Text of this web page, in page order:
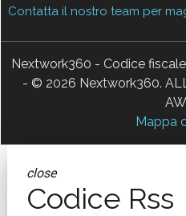
Contatta il nostro team per
Nextwork360 - Codice
- © 2026 Nextwork360.
Mappa
close
Codice Rss